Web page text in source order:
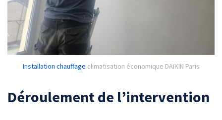
Installation chauffage climatisation économique DAIKIN Paris
Déroulement de l’intervention